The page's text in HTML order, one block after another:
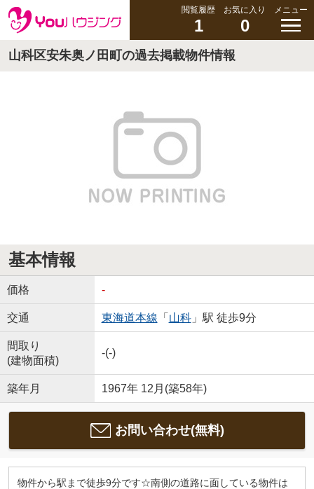
閲覧履歴
1
お気に入り
0
メニュー
山科区安朱奥ノ田町の過去掲載物件情報
基本情報
価格 -
交通 東海道本線 「 山科」駅 徒歩9分
間取り
(建物面積)
-(-)
築年月 1967年 12月(築58年)
お問い合わせ(無料)
物件から駅まで徒歩9分です☆南側の道路に面している物件は